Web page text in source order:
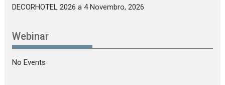
DECORHOTEL 2026 a 4 Novembro, 2026
Webinar
No Events